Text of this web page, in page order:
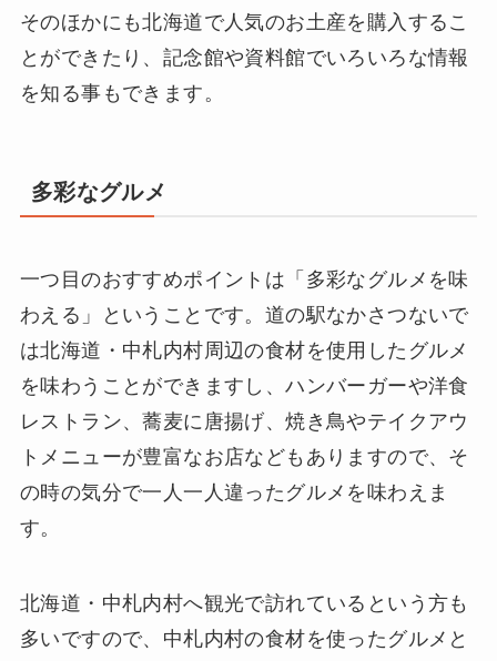
そのほかにも北海道で人気のお土産を購入するこ
とができたり、記念館や資料館でいろいろな情報
を知る事もできます。
多彩なグルメ
一つ目のおすすめポイントは「多彩なグルメを味
わえる」ということです。道の駅なかさつないで
は北海道・中札内村周辺の食材を使用したグルメ
を味わうことができますし、ハンバーガーや洋食
レストラン、蕎麦に唐揚げ、焼き鳥やテイクアウ
トメニューが豊富なお店などもありますので、そ
の時の気分で一人一人違ったグルメを味わえま
す。
北海道・中札内村へ観光で訪れているという方も
多いですので、中札内村の食材を使ったグルメと